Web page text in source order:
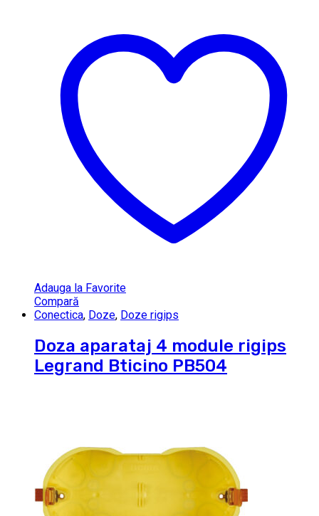
Adauga la Favorite
Compară
Conectica, Doze, Doze rigips
Doza aparataj 4 module rigips
Legrand Bticino PB504